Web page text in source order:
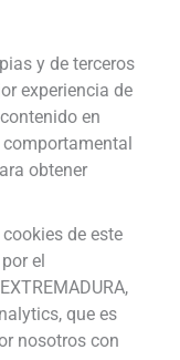
y de terceros
experiencia de
en
obtener
de este
el
que es
nosotros con